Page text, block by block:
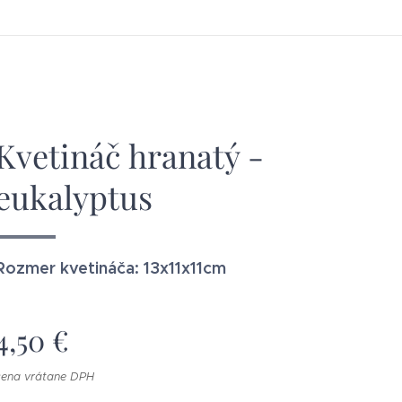
hranatý -
kvetináča: 13x11x11cm
€
vrátane DPH